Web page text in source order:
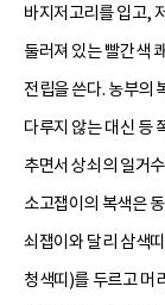
바지저고리를 입고,
둘러져 있는 빨간색
전립을 쓴다. 농부의
다루지 않는 대신 등
추면서 상쇠의 일거
소고잽이의 복색은
쇠잽이와 달리 삼색
청색띠)를 두르고 머